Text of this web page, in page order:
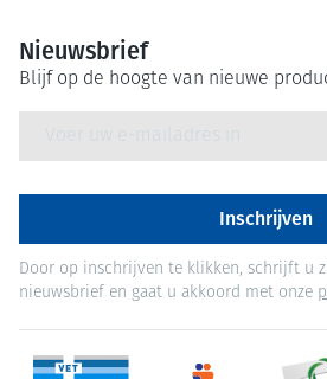
Nieuwsbrief
Blijf op de hoogte van nieuwe
Inschrijven
Door op inschrijven te klikken, schrijft u
nieuwsbrief en gaat u akkoord met onze